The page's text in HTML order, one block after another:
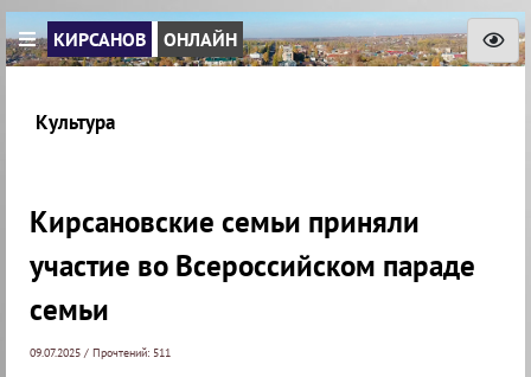
КИРСАНОВ ОНЛАЙН
Культура
Кирсановские семьи приняли
участие во Всероссийском параде
семьи
09.07.2025 / Прочтений: 511